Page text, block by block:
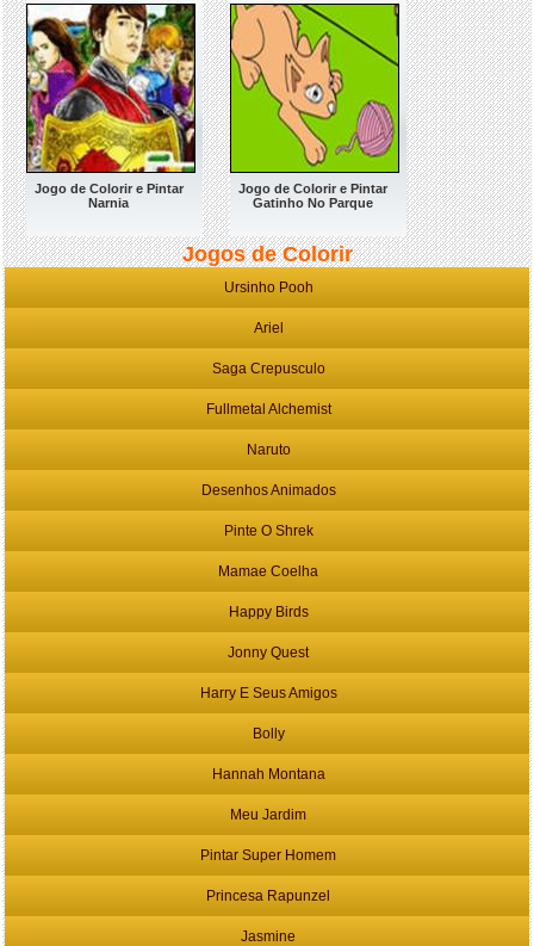
Jogo de Colorir e Pintar
Narnia
Jogo de Colorir e Pintar
Gatinho No Parque
Jogos de Colorir
Ursinho Pooh
Ariel
Saga Crepusculo
Fullmetal Alchemist
Naruto
Desenhos Animados
Pinte O Shrek
Mamae Coelha
Happy Birds
Jonny Quest
Harry E Seus Amigos
Bolly
Hannah Montana
Meu Jardim
Pintar Super Homem
Princesa Rapunzel
Jasmine